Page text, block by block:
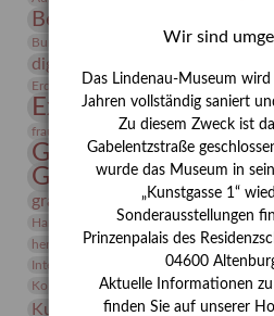
Bernhard August von
Burg Posterstein Conrad
digitallabor
Erdmann Julius Dietrich
Erlebnisportal
Expressionismus
frauen Frauen in der Antike und
Gerhard-
Gerhard Altenbourg
grafische sammlung
Hanns-Conon von der Gabelentz
herman de vries Humboldt
Insekten
Integriertes Schädlingsmanagement
Kolosseum
Kooperationsausstellung
Kunstmuseum
Wir sind
Das Lindenau-Museum
Jahren vollständig saniert
Zu diesem Zweck ist
Gabelentzstraße
wurde das Museum in
„Kunstgasse 1“
Sonderausstellungen
Prinzenpalais des
04600
Aktuelle Informationen
finden Sie auf unserer